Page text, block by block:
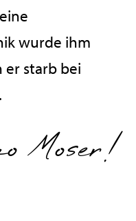
wurde ihm
er starb bei
Moser!